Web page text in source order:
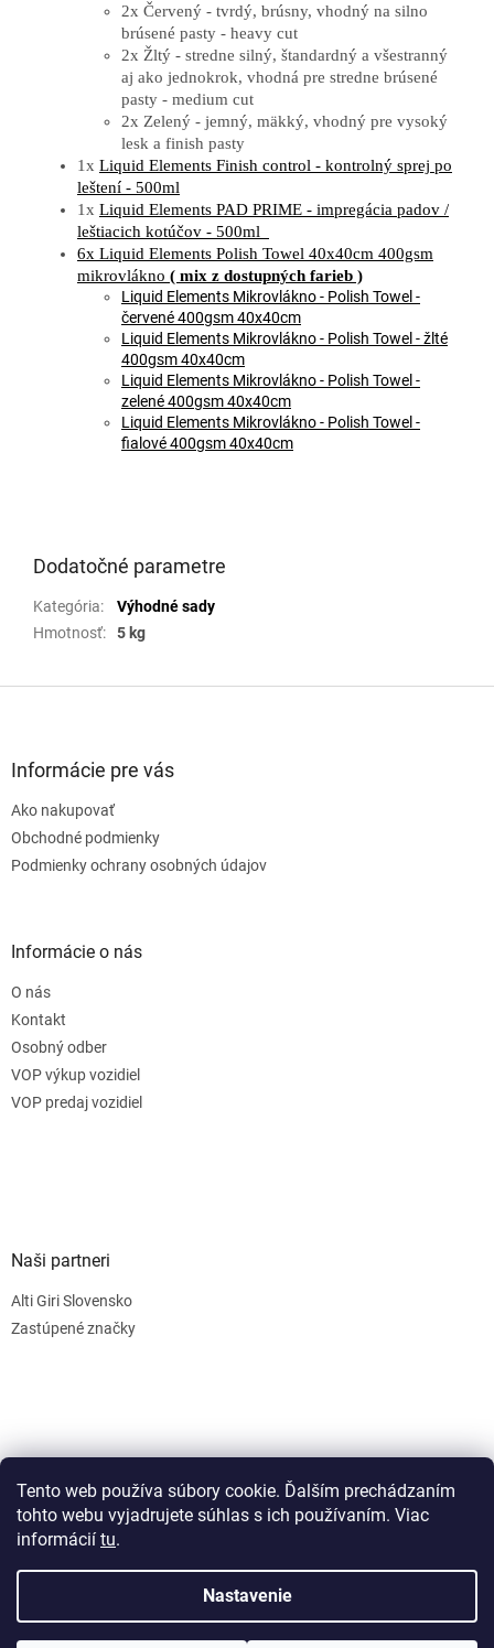
Tento web používa súbory cookie. Ďalším prechádzaním
tohto webu vyjadrujete súhlas s ich používaním. Viac
informácií tu.
Nastavenie
2x Červený - tvrdý, brúsny, vhodný na silno
brúsené pasty - heavy cut
2x Žltý - stredne silný, štandardný a všestranný
aj ako jednokrok, vhodná pre stredne brúsené
pasty - medium cut
2x Zelený - jemný, mäkký, vhodný pre vysoký
lesk a finish pasty
1x Liquid Elements Finish control - kontrolný sprej po
leštení - 500ml
1x Liquid Elements PAD PRIME - impregácia padov /
leštiacich kotúčov - 500ml
6x Liquid Elements Polish Towel 40x40cm 400gsm
mikrovlákno ( mix z dostupných farieb )
Liquid Elements Mikrovlákno - Polish Towel -
červené 400gsm 40x40cm
Liquid Elements Mikrovlákno - Polish Towel - žlté
400gsm 40x40cm
Liquid Elements Mikrovlákno - Polish Towel -
zelené 400gsm 40x40cm
Liquid Elements Mikrovlákno - Polish Towel -
fialové 400gsm 40x40cm
Dodatočné parametre
Kategória:
Výhodné sady
Hmotnosť: 5 kg
Informácie pre vás
Ako nakupovať
Obchodné podmienky
Podmienky ochrany osobných údajov
Informácie o nás
O nás
Kontakt
Osobný odber
VOP výkup vozidiel
VOP predaj vozidiel
Naši partneri
Alti Giri Slovensko
Zastúpené značky